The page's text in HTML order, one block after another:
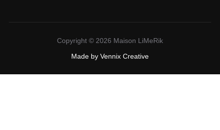
Copyright © 2026 Maison LiMeRik
Made by Vennix Creative